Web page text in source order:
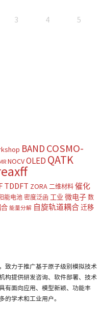
3 4 5
BAND COSMO-
NOCVOLED QATK
TDDFT ZORA 二维材料 催化
能电池 密度泛函 工业 微电子 数
能量分解 自旋轨道耦合迁移
致力于推广基于原子级别模拟技术
构提供研发咨询、软件部署、技术
有面向应用、模型新颖、功能丰
的学术和工业用户。